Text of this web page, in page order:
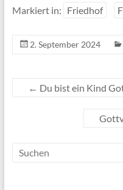
Markiert in: Friedhof
2. September 2024
← Du bist ein Kind